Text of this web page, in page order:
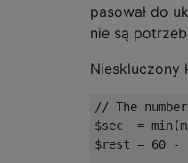
pasował do
nie są
Nieskluczony
// The
$sec  =
$rest = 60 -